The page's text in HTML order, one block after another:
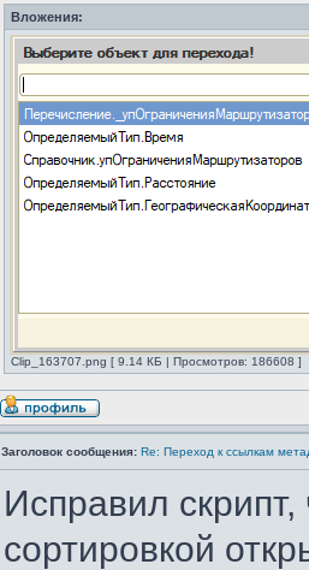
Вложения:
Clip_163707.png [ 9.14 КБ | Просмотров: 186608 ]
Заголовок сообщения: Re: Переход к ссылкам
Исправил
сортировкой